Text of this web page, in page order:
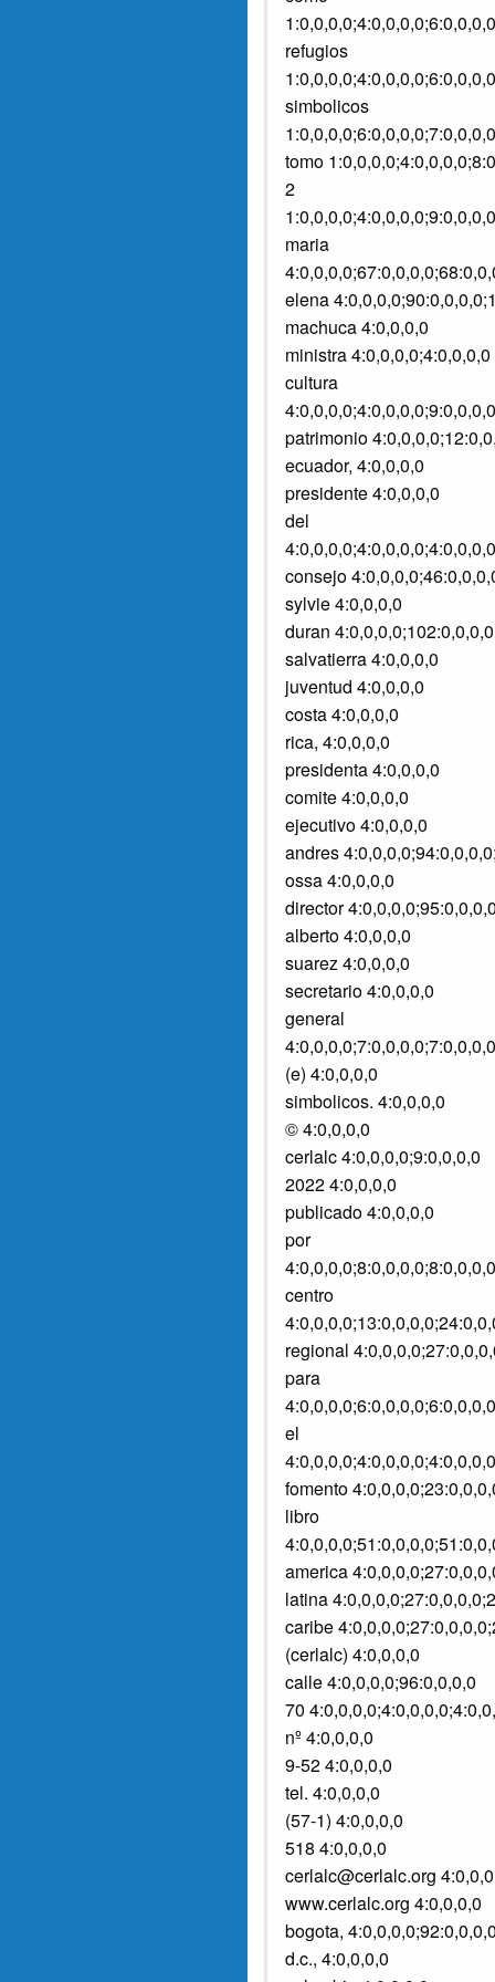
refugios
simbolicos
tomo
2
maria
elena
machuca 4:0,0,0,0
ministra 4:0,0,0,0;4:0,0,0,0
cultura
patrimonio
ecuador, 4:0,0,0,0
presidente 4:0,0,0,0
del
consejo
sylvie 4:0,0,0,0
duran 4:0,0,0,0;102:0,0,0,0
salvatierra 4:0,0,0,0
juventud 4:0,0,0,0
costa 4:0,0,0,0
rica, 4:0,0,0,0
presidenta 4:0,0,0,0
comite 4:0,0,0,0
ejecutivo 4:0,0,0,0
andres
ossa 4:0,0,0,0
director 4:0,0,0,0;95:0,0,0,0
alberto 4:0,0,0,0
suarez 4:0,0,0,0
secretario 4:0,0,0,0
general
(e) 4:0,0,0,0
simbolicos. 4:0,0,0,0
© 4:0,0,0,0
cerlalc 4:0,0,0,0;9:0,0,0,0
2022 4:0,0,0,0
publicado 4:0,0,0,0
por
centro
regional
para
el
fomento
libro
america
latina
caribe
(cerlalc) 4:0,0,0,0
calle 4:0,0,0,0;96:0,0,0,0
70
nº 4:0,0,0,0
9-52 4:0,0,0,0
tel. 4:0,0,0,0
(57-1) 4:0,0,0,0
518 4:0,0,0,0
cerlalc@cerlalc.org
www.cerlalc.org 4:0,0,0,0
bogota,
d.c., 4:0,0,0,0